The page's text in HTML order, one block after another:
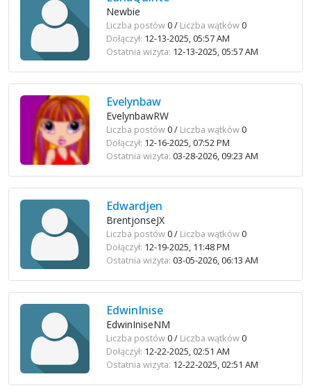
Newbie
Liczba postów0 / Liczba wątków0
Dołączył: 12-13-2025, 05:57 AM
Ostatnia wizyta: 12-13-2025, 05:57 AM
Evelynbaw
EvelynbawRW
Liczba postów0 / Liczba wątków0
Dołączył: 12-16-2025, 07:52 PM
Ostatnia wizyta: 03-28-2026, 09:23 AM
Edwardjen
BrentjonseJX
Liczba postów0 / Liczba wątków0
Dołączył: 12-19-2025, 11:48 PM
Ostatnia wizyta: 03-05-2026, 06:13 AM
EdwinInise
EdwinIniseNM
Liczba postów0 / Liczba wątków0
Dołączył: 12-22-2025, 02:51 AM
Ostatnia wizyta: 12-22-2025, 02:51 AM